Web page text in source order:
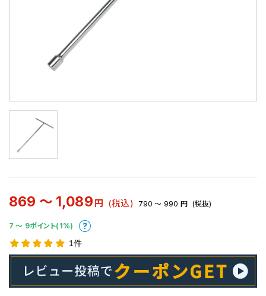
869 ～ 1,089 円 (税込) 790 ～ 990 円 (税抜)
7 〜 9ポイント(1%)
1件